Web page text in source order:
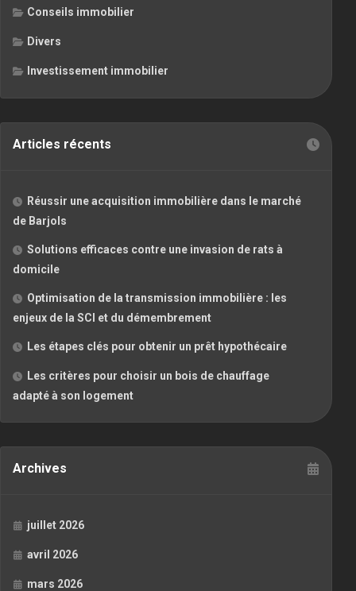
Conseils immobilier
Divers
Investissement immobilier
Articles récents
Réussir une acquisition immobilière dans le marché
de Barjols
Solutions efficaces contre une invasion de rats à
domicile
Optimisation de la transmission immobilière : les
enjeux de la SCI et du démembrement
Les étapes clés pour obtenir un prêt hypothécaire
Les critères pour choisir un bois de chauffage
adapté à son logement
Archives
juillet 2026
avril 2026
mars 2026